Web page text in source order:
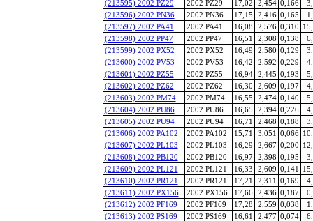
(213595) 2002 PZ29
2002 PZ29 17,02 2,454 0,166
(213596) 2002 PN36
2002 PN36 17,15 2,416 0,165
(213597) 2002 PA41
2002 PA41 16,08 2,576 0,310
(213598) 2002 PP47
2002 PP47 16,51 2,308 0,138
(213599) 2002 PX52
2002 PX52 16,49 2,580 0,129
(213600) 2002 PV53
2002 PV53 16,42 2,592 0,229
(213601) 2002 PZ55
2002 PZ55 16,94 2,445 0,193
(213602) 2002 PZ62
2002 PZ62 16,30 2,609 0,197
(213603) 2002 PM74
2002 PM74 16,55 2,474 0,140
(213604) 2002 PU86
2002 PU86 16,65 2,394 0,226
(213605) 2002 PU94
2002 PU94 16,71 2,468 0,188
(213606) 2002 PA102
2002 PA102 15,71 3,051 0,066
(213607) 2002 PL103
2002 PL103 16,29 2,667 0,200
(213608) 2002 PB120
2002 PB120 16,97 2,398 0,195
(213609) 2002 PL121
2002 PL121 16,33 2,609 0,141
(213610) 2002 PR121
2002 PR121 17,21 2,311 0,169
(213611) 2002 PX156
2002 PX156 17,66 2,436 0,187
(213612) 2002 PF169
2002 PF169 17,28 2,559 0,038
(213613) 2002 PS169
2002 PS169 16,61 2,477 0,074